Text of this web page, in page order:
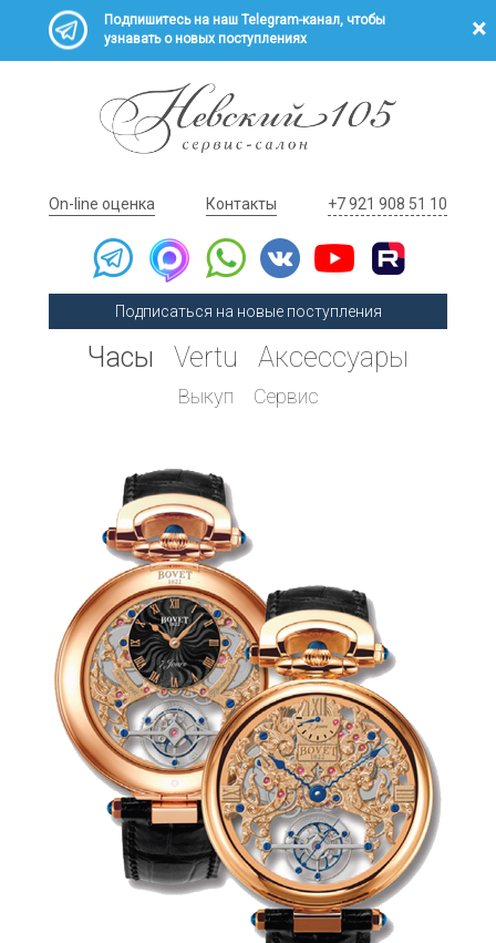
Подпишитесь на наш Telegram-канал, чтобы
узнавать о новых поступлениях
On-line оценка Контакты +7 921 908 51 10
Подписаться на новые поступления
Часы Vertu Аксессуары
Выкуп Сервис